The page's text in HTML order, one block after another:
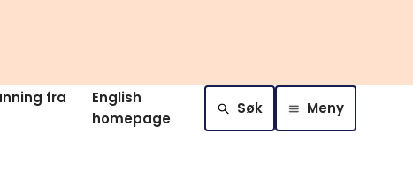
fra
English
homepage
Søk Meny